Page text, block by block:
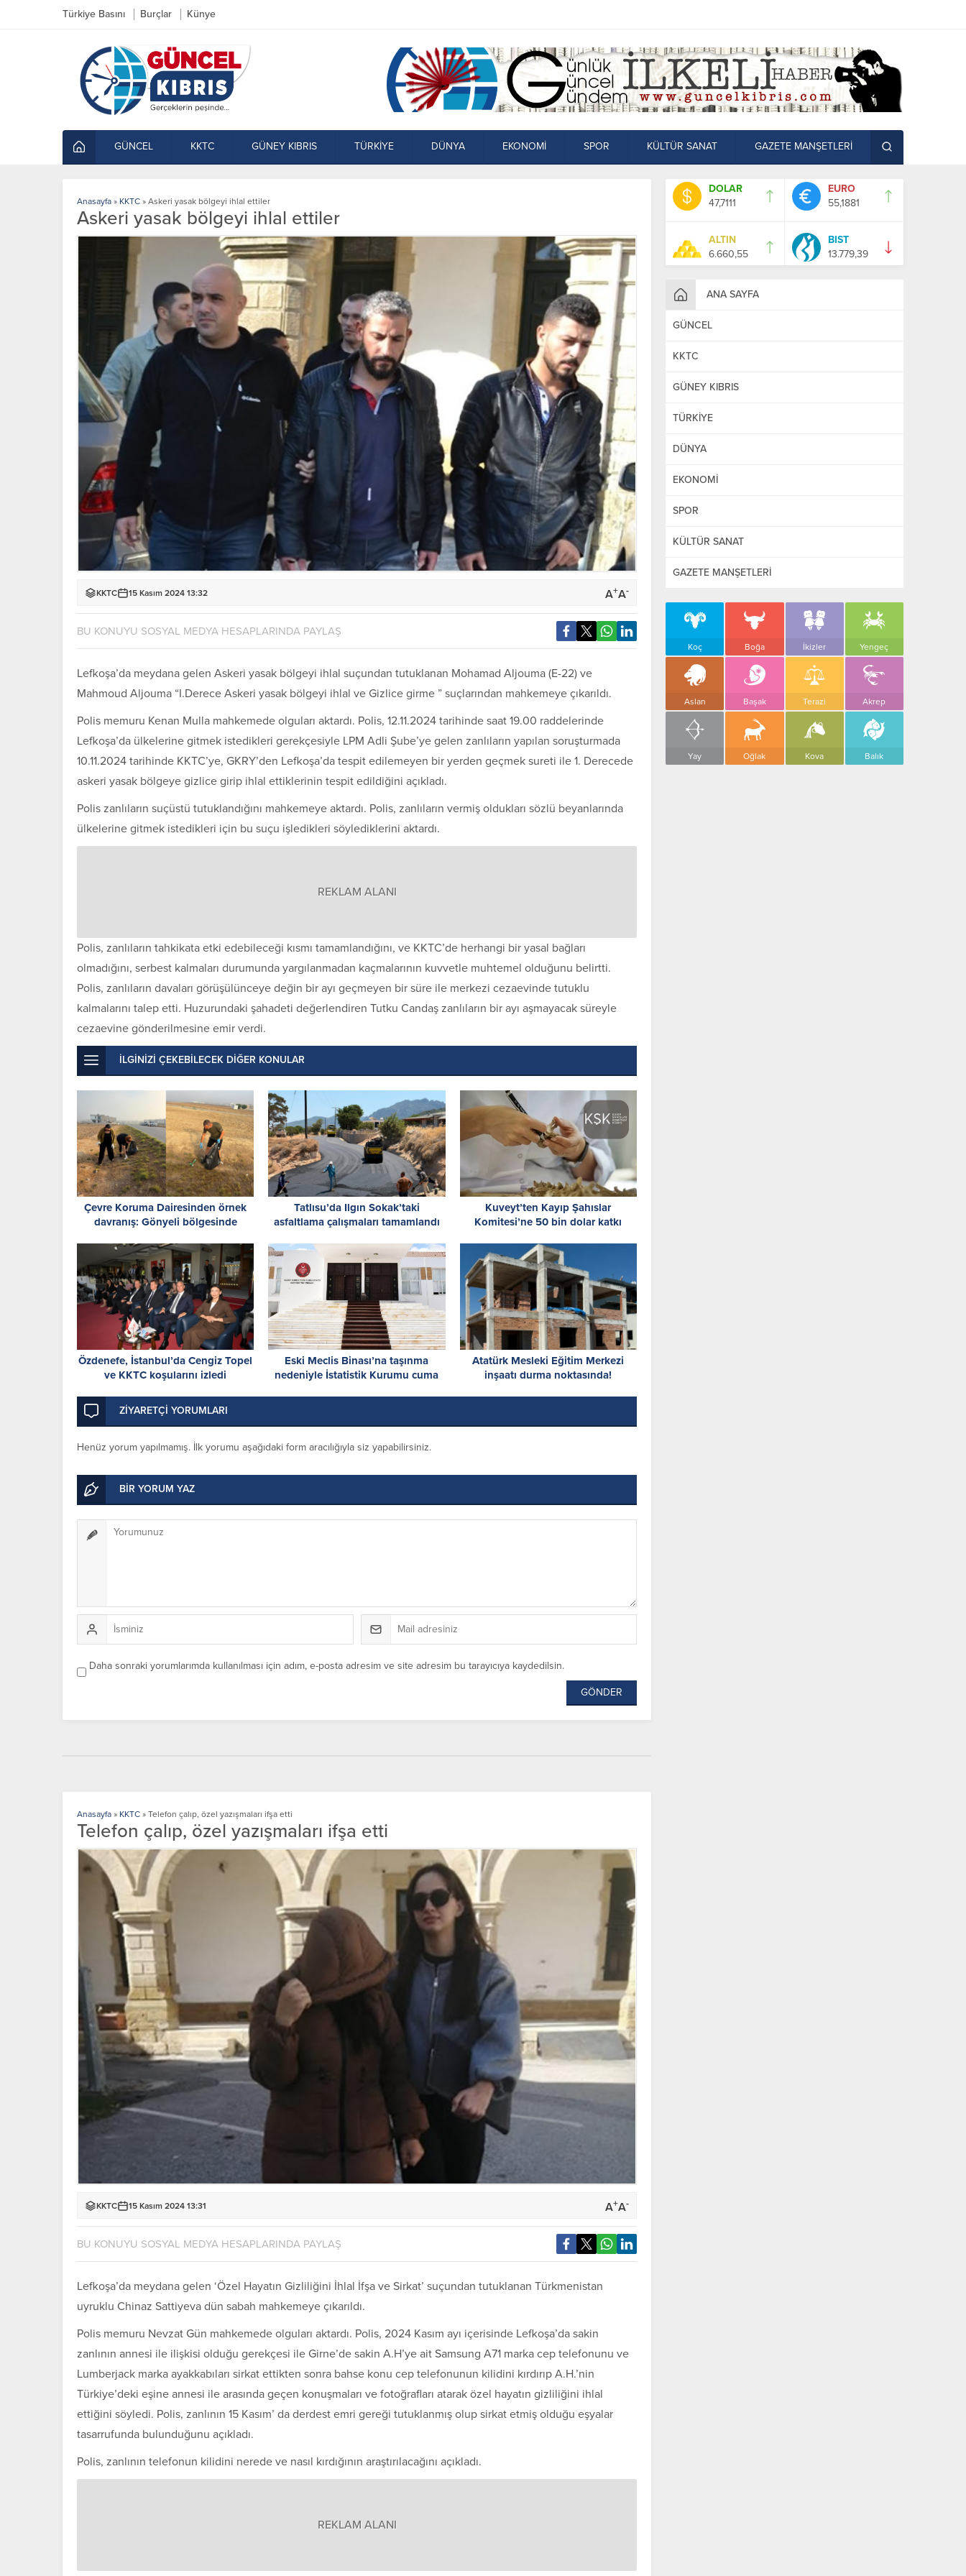
Türkiye Basını Burçlar Künye
GÜNCEL KKTC GÜNEY KIBRIS TÜRKİYE DÜNYA EKONOMİ SPOR KÜLTÜR SANAT GAZETE MANŞETLERİ
DOLAR
47,7111
EURO
55,1881
ALTIN
6.660,55
BIST
13.779,39
ANA SAYFA
GÜNCEL
KKTC
GÜNEY KIBRIS
TÜRKİYE
DÜNYA
EKONOMİ
SPOR
KÜLTÜR SANAT
GAZETE MANŞETLERİ
Koç Boğa İkizler Yengeç
Aslan Başak Terazi Akrep
Yay Oğlak Kova Balık
Anasayfa » KKTC » Askeri yasak bölgeyi ihlal ettiler
Askeri yasak bölgeyi ihlal ettiler
KKTC 15 Kasım 2024 13:32 A+A-
BU KONUYU SOSYAL MEDYA HESAPLARINDA PAYLAŞ
Lefkoşa’da meydana gelen Askeri yasak bölgeyi ihlal suçundan tutuklanan Mohamad Aljouma (E-22) ve
Mahmoud Aljouma “I.Derece Askeri yasak bölgeyi ihlal ve Gizlice girme ” suçlarından mahkemeye çıkarıldı.
Polis memuru Kenan Mulla mahkemede olguları aktardı. Polis, 12.11.2024 tarihinde saat 19.00 raddelerinde
Lefkoşa’da ülkelerine gitmek istedikleri gerekçesiyle LPM Adli Şube’ye gelen zanlıların yapılan soruşturmada
10.11.2024 tarihinde KKTC’ye, GKRY’den Lefkoşa’da tespit edilemeyen bir yerden geçmek sureti ile 1. Derecede
askeri yasak bölgeye gizlice girip ihlal ettiklerinin tespit edildiğini açıkladı.
Polis zanlıların suçüstü tutuklandığını mahkemeye aktardı. Polis, zanlıların vermiş oldukları sözlü beyanlarında
ülkelerine gitmek istedikleri için bu suçu işledikleri söylediklerini aktardı.
REKLAM ALANI
Polis, zanlıların tahkikata etki edebileceği kısmı tamamlandığını, ve KKTC’de herhangi bir yasal bağları
olmadığını, serbest kalmaları durumunda yargılanmadan kaçmalarının kuvvetle muhtemel olduğunu belirtti.
Polis, zanlıların davaları görüşülünceye değin bir ayı geçmeyen bir süre ile merkezi cezaevinde tutuklu
kalmalarını talep etti. Huzurundaki şahadeti değerlendiren Tutku Candaş zanlıların bir ayı aşmayacak süreyle
cezaevine gönderilmesine emir verdi.
İLGİNİZİ ÇEKEBİLECEK DİĞER KONULAR
Çevre Koruma Dairesinden örnek
davranış: Gönyeli bölgesinde
Tatlısu’da Ilgın Sokak’taki
asfaltlama çalışmaları tamamlandı
Kuveyt’ten Kayıp Şahıslar
Komitesi’ne 50 bin dolar katkı
Özdenefe, İstanbul’da Cengiz Topel
ve KKTC koşularını izledi
Eski Meclis Binası’na taşınma
nedeniyle İstatistik Kurumu cuma
Atatürk Mesleki Eğitim Merkezi
inşaatı durma noktasında!
ZİYARETÇİ YORUMLARI
Henüz yorum yapılmamış. İlk yorumu aşağıdaki form aracılığıyla siz yapabilirsiniz.
BİR YORUM YAZ
Daha sonraki yorumlarımda kullanılması için adım, e-posta adresim ve site adresim bu tarayıcıya kaydedilsin.
Anasayfa » KKTC » Telefon çalıp, özel yazışmaları ifşa etti
Telefon çalıp, özel yazışmaları ifşa etti
KKTC 15 Kasım 2024 13:31 A+A-
BU KONUYU SOSYAL MEDYA HESAPLARINDA PAYLAŞ
Lefkoşa’da meydana gelen ‘Özel Hayatın Gizliliğini İhlal İfşa ve Sirkat’ suçundan tutuklanan Türkmenistan
uyruklu Chinaz Sattiyeva dün sabah mahkemeye çıkarıldı.
Polis memuru Nevzat Gün mahkemede olguları aktardı. Polis, 2024 Kasım ayı içerisinde Lefkoşa’da sakin
zanlının annesi ile ilişkisi olduğu gerekçesi ile Girne’de sakin A.H’ye ait Samsung A71 marka cep telefonunu ve
Lumberjack marka ayakkabıları sirkat ettikten sonra bahse konu cep telefonunun kilidini kırdırıp A.H.’nin
Türkiye’deki eşine annesi ile arasında geçen konuşmaları ve fotoğrafları atarak özel hayatın gizliliğini ihlal
ettiğini söyledi. Polis, zanlının 15 Kasım’ da derdest emri gereği tutuklanmış olup sirkat etmiş olduğu eşyalar
tasarrufunda bulunduğunu açıkladı.
Polis, zanlının telefonun kilidini nerede ve nasıl kırdığının araştırılacağını açıkladı.
REKLAM ALANI